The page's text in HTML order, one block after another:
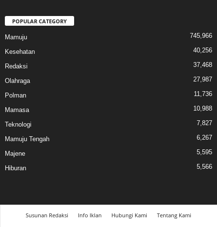
POPULAR CATEGORY
Mamuju 745,966
Kesehatan 40,256
Redaksi 37,468
Olahraga 27,987
Polman 11,736
Mamasa 10,988
Teknologi 7,827
Mamuju Tengah 6,267
Majene 5,595
Hiburan 5,566
Susunan Redaksi Info Iklan Hubungi Kami
Tentang Kami